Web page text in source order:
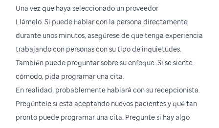
Una vez que haya seleccionado un proveedor
Llámelo. Si puede hablar con la persona directamente
durante unos minutos, asegúrese de que tenga experiencia
trabajando con personas con su tipo de inquietudes.
También puede preguntar sobre su enfoque. Si se siente
cómodo, pida programar una cita.
En realidad, probablemente hablará con su recepcionista.
Pregúntele si está aceptando nuevos pacientes y qué tan
pronto puede programar una cita. Pregunte si hay algo